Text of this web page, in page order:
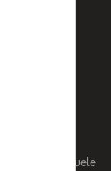
exclusief
over de actuele